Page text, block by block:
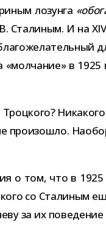
лозунга
Сталиным. И на
в
про­изо­шло.
о том, что в
со Сталиным
за их